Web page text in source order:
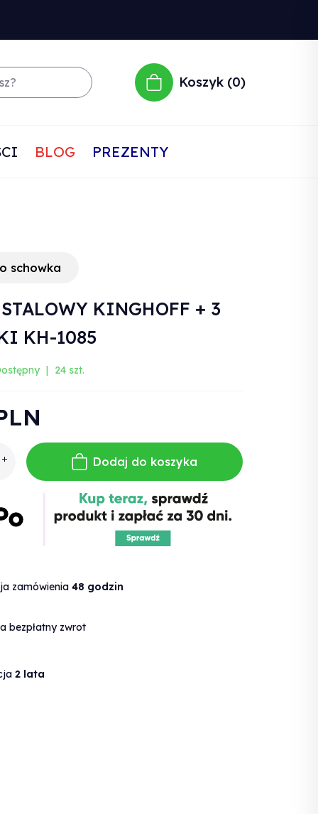
Koszyk 0
BLOG PREZENTY
schowka
KINGHOFF + 3
KH-1085
24 szt.
Dodaj do koszyka
zamówienia48 godzin
bezpłatny zwrot
2 lata